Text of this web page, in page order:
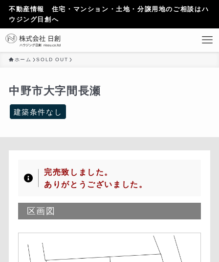
不動産情報 住宅・マンション・土地・分譲用地のご相談はハ
ウジング日創へ
ホーム SOLD OUT
中野市大字間長瀬
建築条件なし
完売致しました。
ありがとうございました。
区画図